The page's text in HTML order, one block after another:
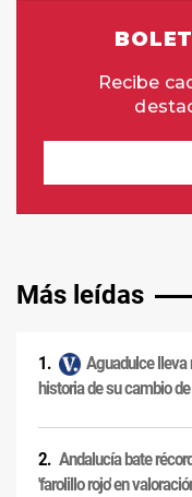
Más leídas
Aguadulce lleva
historia de su cambio
Andalucía bate
'farolillo rojo' en